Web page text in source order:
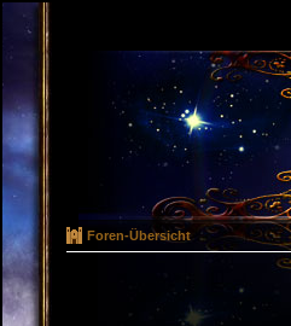
Foren-Übersicht